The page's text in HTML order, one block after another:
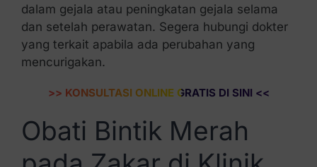
dalam gejala atau peningkatan gejala selama
dan setelah perawatan. Segera hubungi dokter
yang terkait apabila ada perubahan yang
mencurigakan.
>> KONSULTASI ONLINE GRATIS DI SINI <<
Obati Bintik Merah